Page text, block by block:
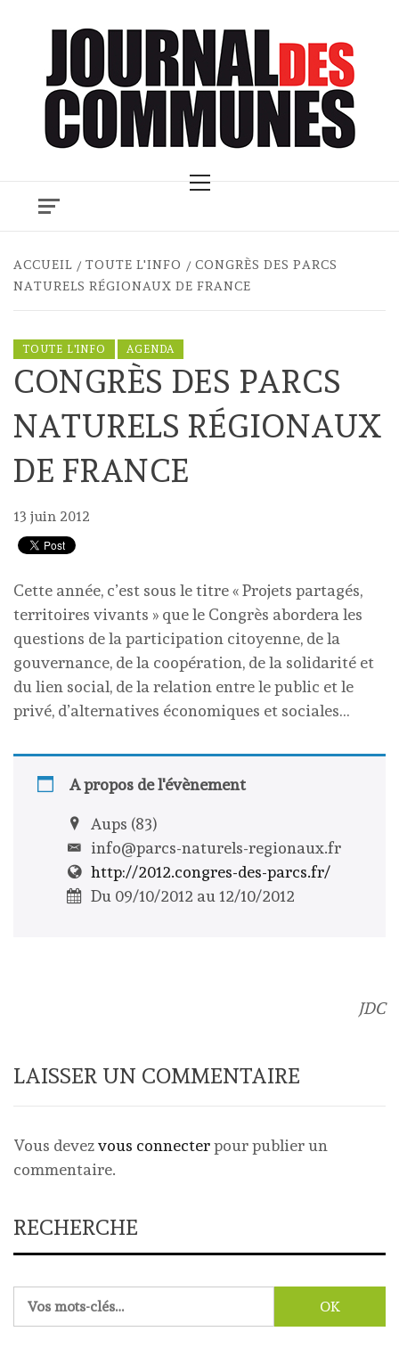
Menu
ACCUEIL TOUTE L'INFO
CONGRÈS DES PARCS
NATURELS RÉGIONAUX DE FRANCE
TOUTE L'INFO AGENDA
CONGRÈS DES PARCS
NATURELS RÉGIONAUX
DE FRANCE
13 juin 2012
Cette année, c’est sous le titre « Projets partagés,
territoires vivants » que le Congrès abordera les
questions de la participation citoyenne, de la
gouvernance, de la coopération, de la solidarité et
du lien social, de la relation entre le public et le
privé, d’alternatives économiques et sociales…
A propos de l'évènement
Aups (83)
info@parcs-naturels-regionaux.fr
http://2012.congres-des-parcs.fr/
Du 09/10/2012 au 12/10/2012
JDC
LAISSER UN COMMENTAIRE
Vous devezvous connecterpour publier un
commentaire.
RECHERCHE